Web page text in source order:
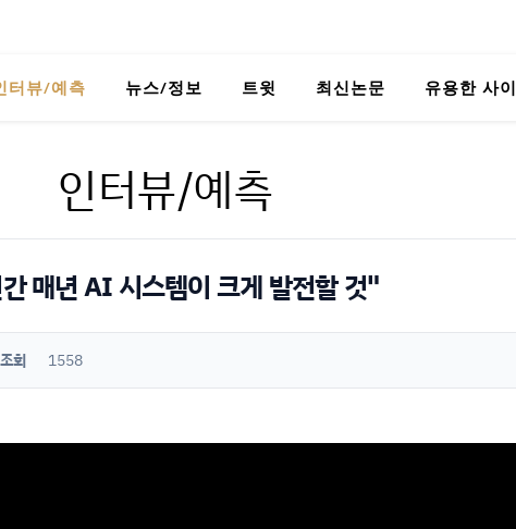
터뷰/예측 뉴스/정보 트윗 최신논문 유용한 사
인터뷰/예측
매년 AI 시스템이 크게 발전할 것"
조회 1558